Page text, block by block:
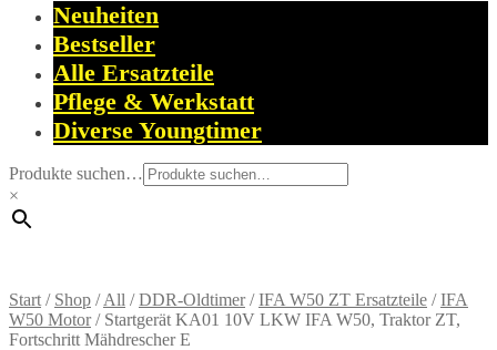
Neuheiten
Bestseller
Alle Ersatzteile
Pflege & Werkstatt
Diverse Youngtimer
Produkte suchen…
×
Start / Shop /All /DDR-Oldtimer/IFA W50 ZT Ersatzteile /IFA
W50 Motor/ Startgerät KA01 10V LKW IFA W50, Traktor ZT,
Fortschritt Mähdrescher E